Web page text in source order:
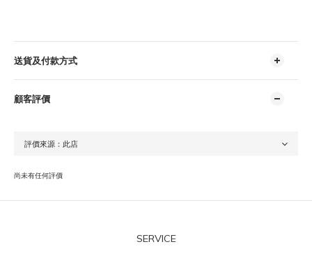
送貨及付款方式
顧客評價
尚未有任何評價
SERVICE